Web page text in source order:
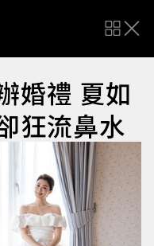
婚禮 夏如
狂流鼻水